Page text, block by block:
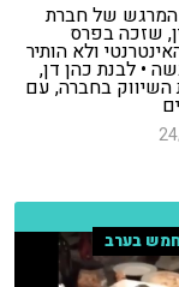
המרגש של חברת
שזכה בפרס
ולא הותיר
• לבנת כהן דן,
השיווק בחברה, עם
חמש בערב